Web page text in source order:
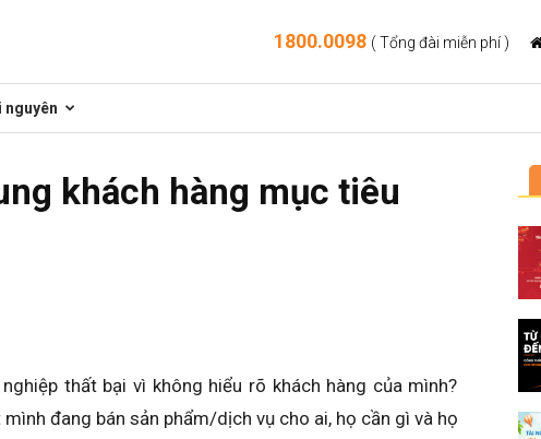
1800.0098 ( Tổng đài miễn phí )
nguyên
khách hàng mục tiêu
thất bại vì không hiểu rõ khách hàng của mình?
đang bán sản phẩm/dịch vụ cho ai, họ cần gì và họ